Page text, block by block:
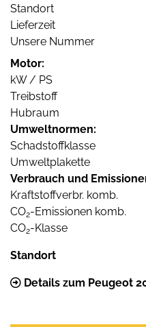
Standort
Lieferzeit
Unsere Nummer
Motor:
kW / PS
Treibstoff
Hubraum
Umweltnormen:
Schadstoffklasse
Umweltplakette
Verbrauch und
Kraftstoffverbr. komb.
CO2-Emissionen komb.
CO2-Klasse
Standort
Details zum Peugeot